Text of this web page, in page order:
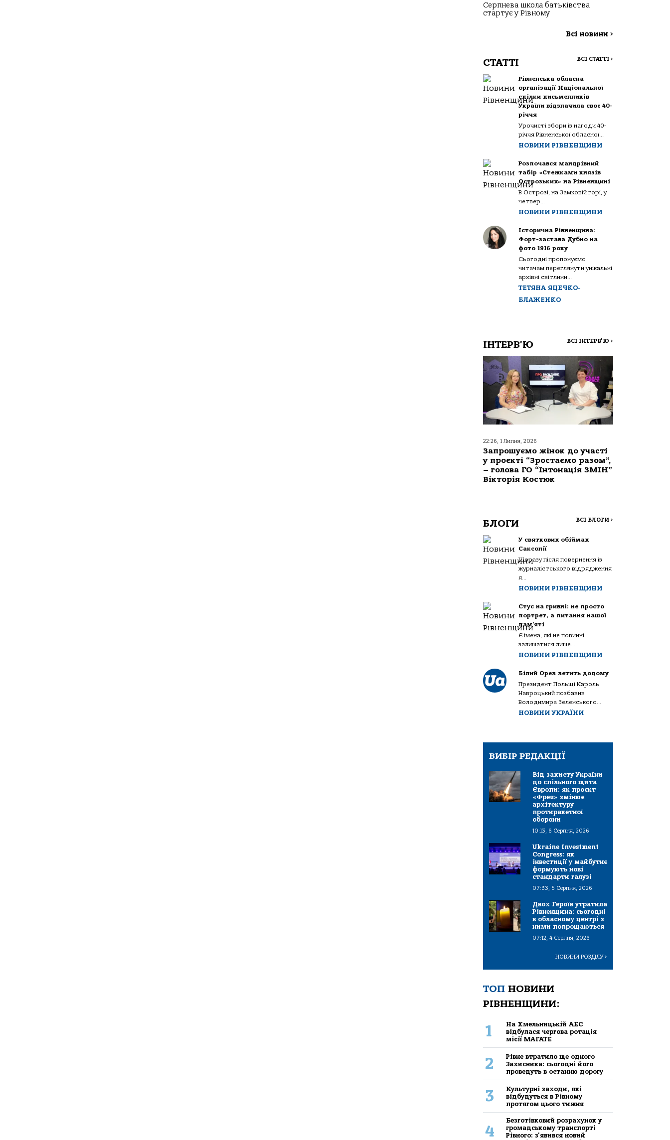
Серпнева школа батьківства
стартує у Рівному
Всі новини >
СТАТТІ ВСІ СТАТТІ >
Рівненська обласна
організації Національної
спілки письменників
України відзначила своє 40-
річчя
Урочисті збори із нагоди 40-
річчя Рівненської обласної...
НОВИНИ РІВНЕНЩИНИ
Розпочався мандрівний
табір «Стежками князів
Острозьких» на Рівненщині
В Острозі, на Замковій горі, у
четвер...
НОВИНИ РІВНЕНЩИНИ
Історична Рівненщина:
Форт-застава Дубно на
фото 1916 року
Сьогодні пропонуємо
читачам переглянути унікальні
архівні світлини...
ТЕТЯНА ЯЦЕЧКО-
БЛАЖЕНКО
ІНТЕРВ'Ю ВСІ ІНТЕРВ'Ю >
22:26, 1 Липня, 2026
Запрошуємо жінок до участі
у проєкті “Зростаємо разом”,
– голова ГО “Інтонація ЗМІН”
Вікторія Костюк
БЛОГИ ВСІ БЛОГИ >
У святкових обіймах
Саксонії
Щоразу після повернення із
журналістського відрядження
я...
НОВИНИ РІВНЕНЩИНИ
Стус на гривні: не просто
портрет, а питання нашої
пам’яті
Є імена, які не повинні
залишатися лише...
НОВИНИ РІВНЕНЩИНИ
Білий Орел летить додому
Президент Польщі Кароль
Навроцький позбавив
Володимира Зеленського...
НОВИНИ УКРАЇНИ
ВИБІР РЕДАКЦІЇ
Від захисту України
до спільного щита
Європи: як проєкт
«Фрея» змінює
архітектуру
протиракетної
оборони
10:13, 6 Серпня, 2026
Ukraine Investment
Congress: як
інвестиції у майбутнє
формують нові
стандарти галузі
07:33, 5 Серпня, 2026
Двох Героїв утратила
Рівненщина: сьогодні
в обласному центрі з
ними попрощаються
07:12, 4 Серпня, 2026
НОВИНИ РОЗДІЛУ>
ТОП НОВИНИ
РІВНЕНЩИНИ:
1
На Хмельницькій АЕС
відбулася чергова ротація
місії МАГАТЕ
2
Рівне втратило ще одного
Захисника: сьогодні його
проведуть в останню дорогу
3
Культурні заходи, які
відбудуться в Рівному
протягом цього тижня
4
Безготівковий розрахунок у
громадському транспорті
Рівного: з'явився новий